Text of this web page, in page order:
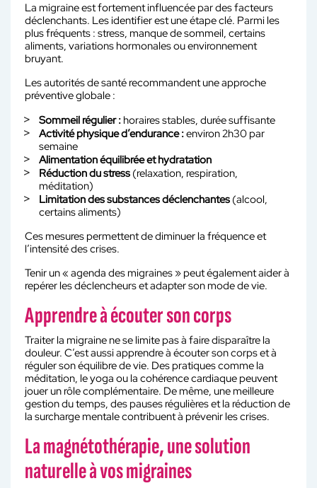
La migraine est fortement influencée par des facteurs
déclenchants. Les identifier est une étape clé. Parmi les
plus fréquents : stress, manque de sommeil, certains
aliments, variations hormonales ou environnement
bruyant.
Les autorités de santé recommandent une approche
préventive globale :
Sommeil régulier : horaires stables, durée suffisante
Activité physique d’endurance :environ 2h30 par
semaine
Alimentation équilibrée et hydratation
Réduction du stress (relaxation, respiration,
méditation)
Limitation des substances déclenchantes (alcool,
certains aliments)
Ces mesures permettent de diminuer la fréquence et
l’intensité des crises.
Tenir un « agenda des migraines » peut également aider à
repérer les déclencheurs et adapter son mode de vie.
Apprendre à écouter son corps
Traiter la migraine ne se limite pas à faire disparaître la
douleur. C’est aussi apprendre à écouter son corps et à
réguler son équilibre de vie. Des pratiques comme la
méditation, le yoga ou la cohérence cardiaque peuvent
jouer un rôle complémentaire. De même, une meilleure
gestion du temps, des pauses régulières et la réduction de
la surcharge mentale contribuent à prévenir les crises.
La magnétothérapie, une solution
naturelle à vos migraines